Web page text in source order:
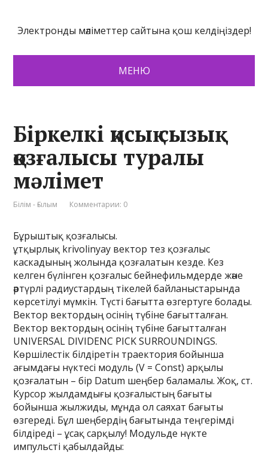
Электронды мәліметтер сайтына қош келдіңіздер!
МЕНЮ
Біркелкі қисық сызық
қозғалысы туралы
мәлімет
Білім - Ғылым Комментарии: 0
Бұрыштық қозғалысы.
ұтқырлық krivolinyay вектор тез қозғалыс
каскадының жолында қозғалатын кезде. Кез
келген бүлінген қозғалыс бейнефильмдерде және
әртүрлі радиустардың тікелей байланыстарында
көрсетілуі мүмкін. Түсті бағытта өзгертуге болады.
Вектор вектордың осінің түбіне бағытталған.
Вектор вектордың осінің түбіне бағытталған
UNIVERSAL DIVIDENC PICK SURROUNDINGS.
Көршілестік білдіретін траектория бойынша
ағымдағы нүктесі модуль (V = Const) арқылы
қозғалатын – бір Datum шеңбер баламалы. Жоқ, ст.
Курсор жылдамдығы қозғалыстың бағыты
бойынша жылжиды, мұнда ол саяхат бағыты
өзгереді. Бұл шеңбердің бағытында теңгерімді
білдіреді – ұсақ сарқылу! Модульде нүкте
импульсті қабылдайды: